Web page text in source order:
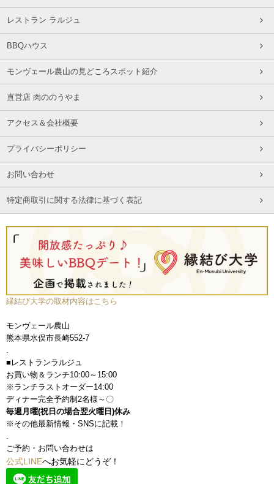
レストラン ラルジュ
BBQハウス
モンヴェール農山の見どころスポット紹介
直営店 肉ののうやま
アクセス＆会社概要
プライバシーポリシー
お問い合わせ
特定商取引に関する法律に基づく表記
縁結び大学の取材内容はこちら
モンヴェール農山
熊本県水俣市長崎552-7
.
■レストランラルジュ
お買い物＆ランチ10:00～15:00
※ランチラストオーダー14:00
ディナー完全予約制2名様～〇
毎週月曜(祝日の場合翌火曜日)休み
※その他最新情報・SNSに記載！
.
ご予約・お問い合わせは
公式LINEへお気軽にどうぞ！